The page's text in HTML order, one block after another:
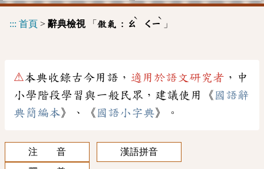
::: 首頁 > 辭典檢視「 傲氣 : ㄠ
ˋ
ㄑㄧ
ˋ
」
⚠本典收錄古今用語， 適用於語文研究者 ，中
小學階段學習與一般民眾，建議使用《 國語辭
典簡編本》、《 國語小字典》。
注 音
漢語拼音